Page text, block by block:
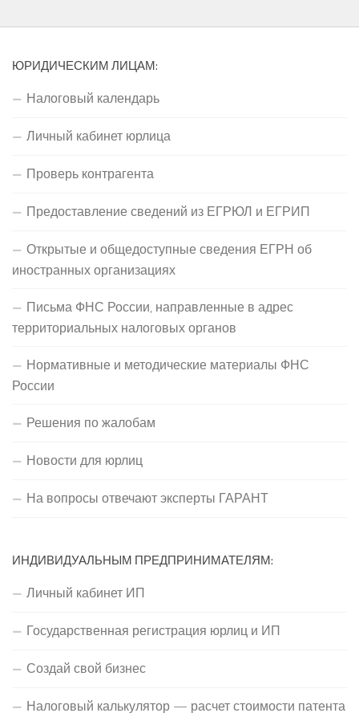
ЮРИДИЧЕСКИМ ЛИЦАМ:
Налоговый календарь
Личный кабинет юрлица
Проверь контрагента
Предоставление сведений из ЕГРЮЛ и ЕГРИП
Открытые и общедоступные сведения ЕГРН об
иностранных организациях
Письма ФНС России, направленные в адрес
территориальных налоговых органов
Нормативные и методические материалы ФНС
России
Решения по жалобам
Новости для юрлиц
На вопросы отвечают эксперты ГАРАНТ
ИНДИВИДУАЛЬНЫМ ПРЕДПРИНИМАТЕЛЯМ:
Личный кабинет ИП
Государственная регистрация юрлиц и ИП
Создай свой бизнес
Налоговый калькулятор — расчет стоимости патента